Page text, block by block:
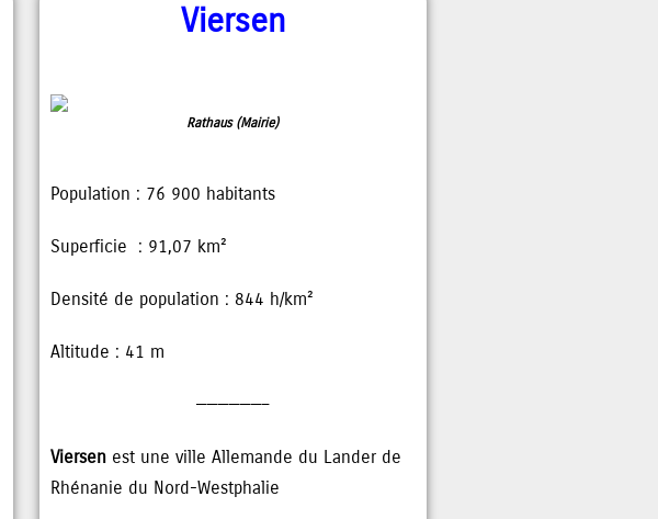
Viersen
Rathaus (Mairie)
Population : 76 900 habitants
Superficie : 91,07 km²
Densité de population : 844 h/km²
Altitude : 41 m
——————–
Viersenest une ville Allemande du Lander de
Rhénanie du Nord-Westphalie